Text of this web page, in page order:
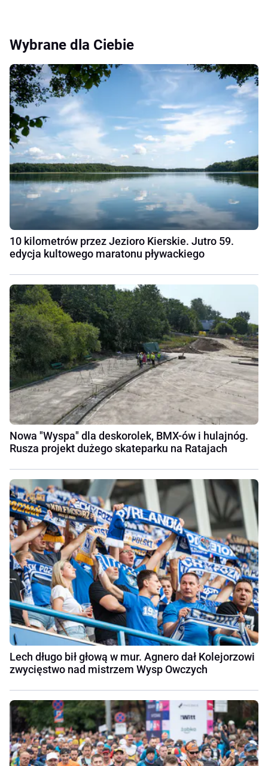
Wybrane dla Ciebie
10 kilometrów przez Jezioro Kierskie. Jutro 59.
edycja kultowego maratonu pływackiego
Nowa "Wyspa" dla deskorolek, BMX-ów i hulajnóg.
Rusza projekt dużego skateparku na Ratajach
Lech długo bił głową w mur. Agnero dał Kolejorzowi
zwycięstwo nad mistrzem Wysp Owczych